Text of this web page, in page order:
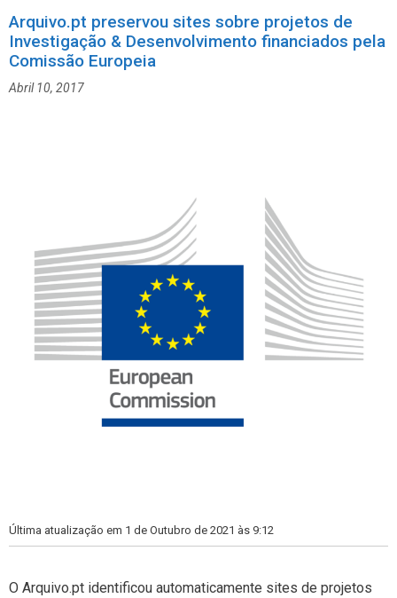
g
o
a
q
u
e
a
Arquivo.pt preservou sites sobre projetos de
Investigação & Desenvolvimento financiados pela
Comissão Europeia
Abril 10, 2017
Última atualização em 1 de Outubro de 2021 às 9:12
O Arquivo.pt identificou automaticamente sites de projetos